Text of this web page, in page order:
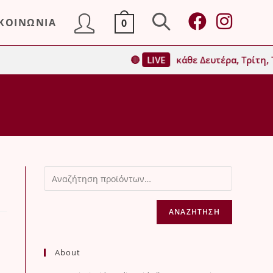
0 Toggle
website
🔴 LIVE κάθε Δευτέρα,
ΑΝΑΖΉΤΗΣΗ
About